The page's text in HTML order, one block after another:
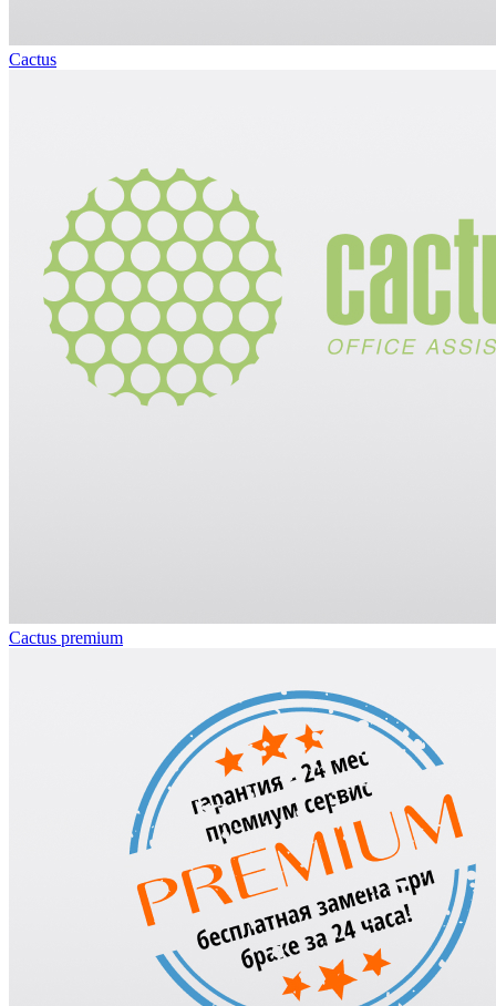
Cactus
Cactus premium